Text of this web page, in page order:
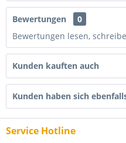
Bewertungen
0
Bewertungen lesen,
Kunden kauften auch
Kunden haben sich
Service Hotline